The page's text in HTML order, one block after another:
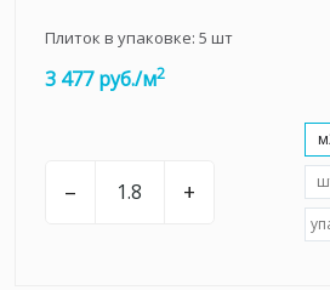
Плиток в упаковке: 5 шт
3 477 руб./м2
– +